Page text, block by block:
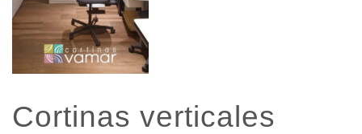
Cortinas verticales